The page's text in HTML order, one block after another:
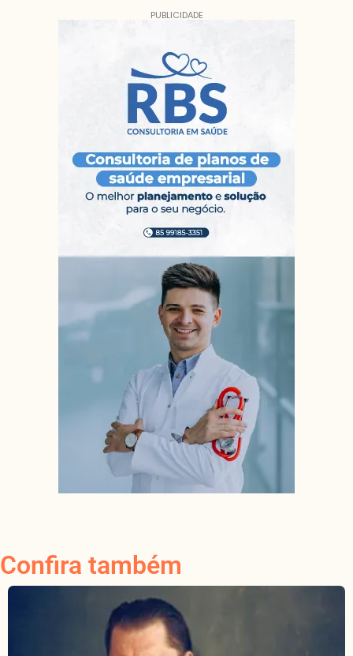
PUBLICIDADE
Confira também